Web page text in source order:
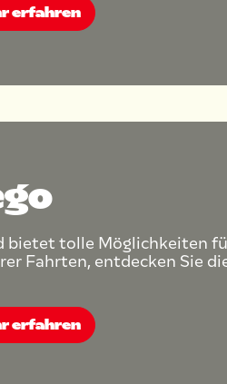
erfahren
bietet tolle Möglichkeiten
Fahrten, entdecken Sie
erfahren